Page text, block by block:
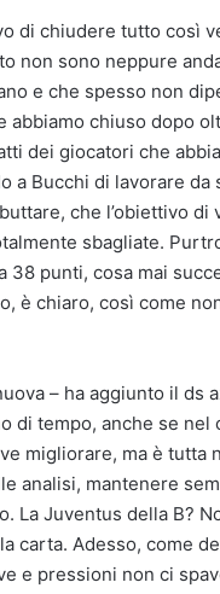
di chiudere tutto così
non sono neppure
e che spesso non
abbiamo chiuso dopo
dei giocatori che
a Bucchi di lavorare
che l’obiettivo
sbagliate.
38 punti, cosa mai
è chiaro, così come
– ha aggiunto il
di tempo, anche se
migliorare, ma è tutta
analisi, mantenere
La Juventus della B?
carta. Adesso, come
e pressioni non ci